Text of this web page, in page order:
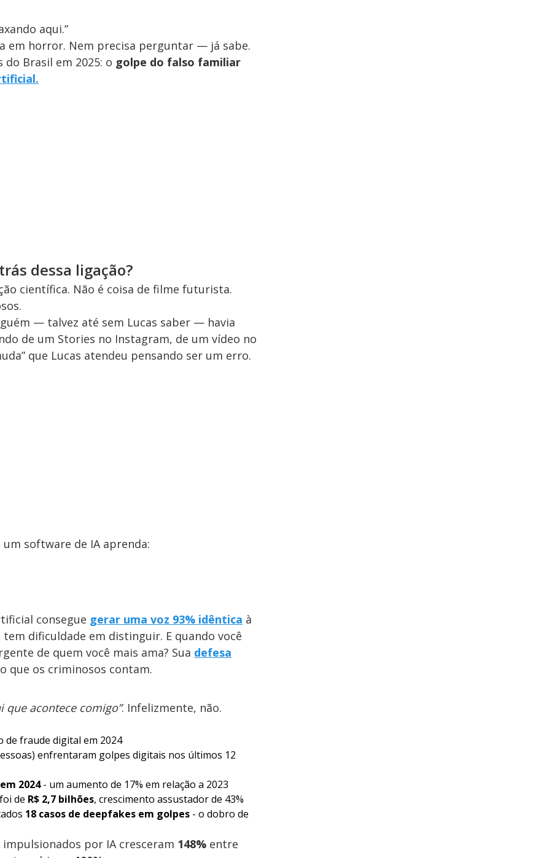
aqui.”
em horror. Nem precisa perguntar — já sabe.
Brasil em 2025: o golpe do falso familiar
.
dessa ligação?
científica. Não é coisa de filme futurista.
— talvez até sem Lucas saber — havia
de um Stories no Instagram, de um vídeo no
que Lucas atendeu pensando ser um erro.
um software de IA aprenda:
consegue gerar uma voz 93% idêntica à
dificuldade em distinguir. E quando você
de quem você mais ama? Sua defesa
que os criminosos contam.
que acontece comigo”. Infelizmente, não.
de fraude digital em 2024
enfrentaram golpes digitais nos últimos 12
2024- um aumento de 17% em relação a 2023
de R$ 2,7 bilhões, crescimento assustador de 43%
18 casos de deepfakes em golpes - o dobro de
por IA cresceram 148% entre